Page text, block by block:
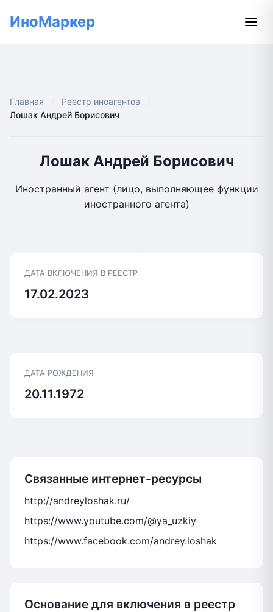
ИноМаркер
Главная
Реестр иноагентов
Лошак Андрей Борисович
Лошак Андрей Борисович
Иностранный агент (лицо, выполняющее функции
иностранного агента)
ДАТА ВКЛЮЧЕНИЯ В РЕЕСТР
17.02.2023
ДАТА РОЖДЕНИЯ
20.11.1972
Связанные интернет-ресурсы
http://andreyloshak.ru/
https://www.youtube.com/@ya_uzkiy
https://www.facebook.com/andrey.loshak
Основание для включения в реестр